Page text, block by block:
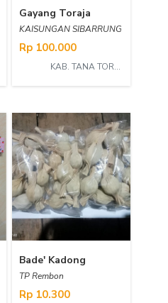
Gayang Toraja
KAISUNGAN SIBARRUNG
Rp 100.000
KAB. TANA TORAJA
Bade' Kadong
TP Rembon
Rp 10.300